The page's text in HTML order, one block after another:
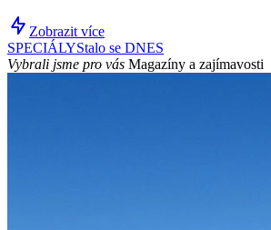
Zobrazit více
SPECIÁLYStalo se DNES
Vybrali jsme pro vás Magazíny a zajímavosti